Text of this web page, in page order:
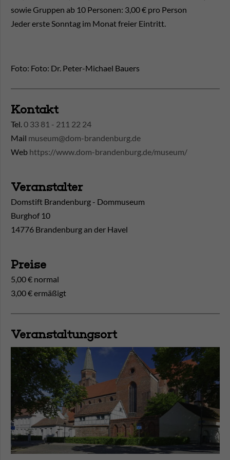
sowie Gruppen ab 10 Personen: 3,00 € pro Person
Jeder erste Sonntag im Monat freier Eintritt.
Foto: Foto: Dr. Peter-Michael Bauers
Kontakt
Tel.0 33 81 - 211 22 24
Mail museum@dom-brandenburg.de
Web https://www.dom-brandenburg.de/museum/
Veranstalter
Domstift Brandenburg - Dommuseum
Burghof 10
14776 Brandenburg an der Havel
Preise
5,00 € normal
3,00 € ermäßigt
Veranstaltungsort